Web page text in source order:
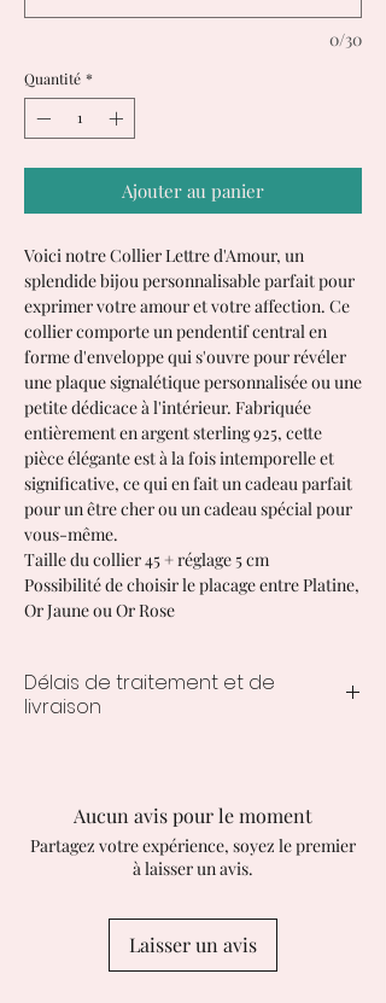
0/30
Quantité *
Ajouter au panier
Voici notre Collier Lettre d'Amour, un
splendide bijou personnalisable parfait pour
exprimer votre amour et votre affection. Ce
collier comporte un pendentif central en
forme d'enveloppe qui s'ouvre pour révéler
une plaque signalétique personnalisée ou une
petite dédicace à l'intérieur. Fabriquée
entièrement en argent sterling 925, cette
pièce élégante est à la fois intemporelle et
significative, ce qui en fait un cadeau parfait
pour un être cher ou un cadeau spécial pour
vous-même.
Taille du collier 45 + réglage 5 cm
Possibilité de choisir le placage entre Platine,
Or Jaune ou Or Rose
Délais de traitement et de
livraison
compter de la commande.
Aucun avis pour le moment
Partagez votre expérience, soyez le premier
à laisser un avis.
Laisser un avis